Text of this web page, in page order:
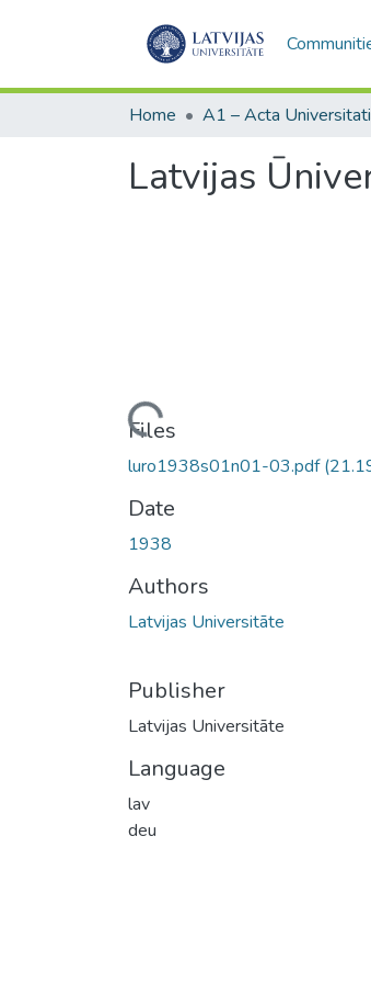
Home
Latvijas
Loading...
Files
luro1938s01n01-03.pdf
Date
1938
Authors
Latvijas Universitāte
Publisher
Latvijas Universitāte
Language
lav
deu